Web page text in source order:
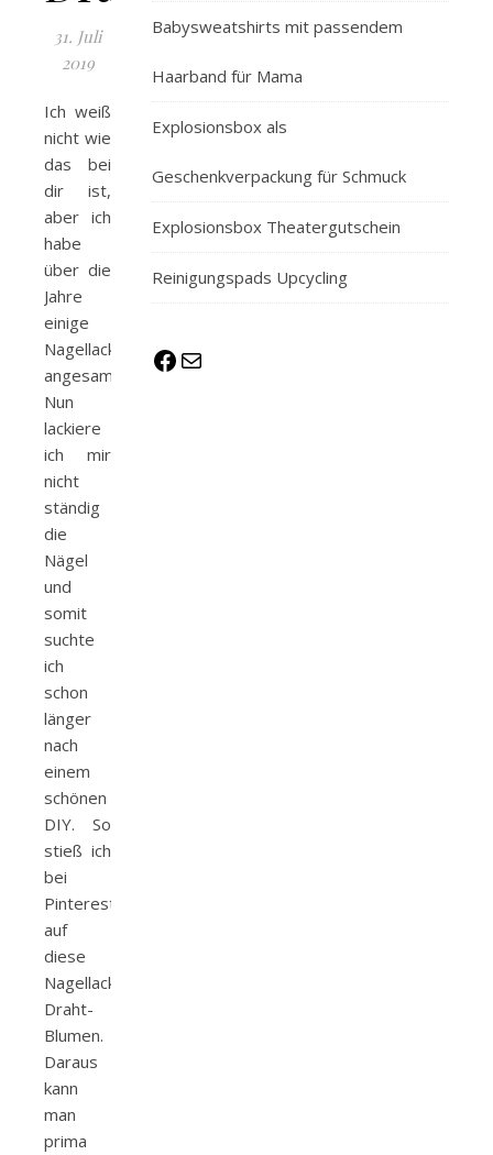
31. Juli
2019
Ich weiß
nicht wie
das bei
dir ist,
aber ich
habe
über die
Jahre
einige
Nagellacke
angesammelt.
Nun
lackiere
ich mir
nicht
ständig
die
Nägel
und
somit
suchte
ich
schon
länger
nach
einem
schönen
DIY. So
stieß ich
bei
Pinterest
auf
diese
Nagellack-
Draht-
Blumen.
Daraus
kann
man
prima
Babysweatshirts mit passendem
Haarband für Mama
Explosionsbox als
Geschenkverpackung für Schmuck
Explosionsbox Theatergutschein
Reinigungspads Upcycling
Facebook